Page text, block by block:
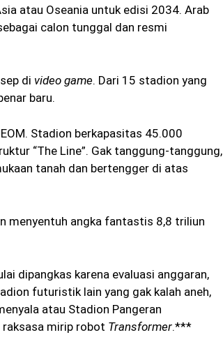
atau Oseania untuk edisi 2034. Arab
calon tunggal dan resmi
di video game. Dari 15 stadion yang
baru.
Stadion berkapasitas 45.000
“The Line”. Gak tanggung-tanggung,
tanah dan bertengger di atas
menyentuh angka fantastis 8,8 triliun
dipangkas karena evaluasi anggaran,
futuristik lain yang gak kalah aneh,
atau Stadion Pangeran
raksasa mirip robot Transformer.***